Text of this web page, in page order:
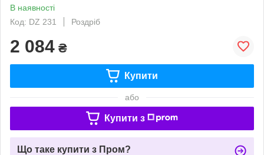
В наявності
Код: DZ 231
Роздріб
2 084 ₴
Купити
або
Купити з
Що таке купити з Пром?